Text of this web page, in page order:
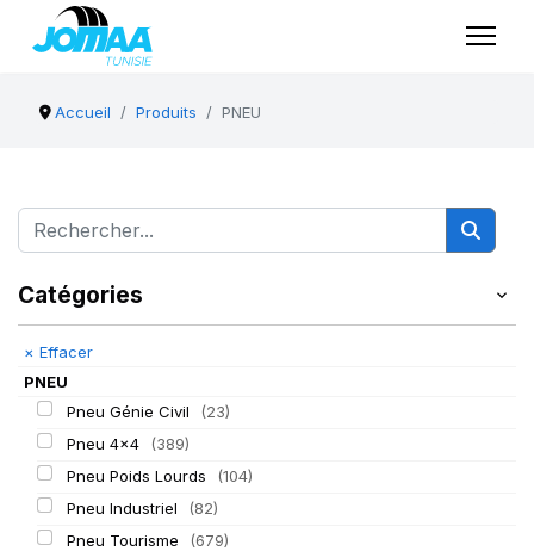
Accueil Produits PNEU
Catégories
× Effacer
PNEU
Pneu Génie Civil
(23)
Pneu 4x4
(389)
Pneu Poids Lourds
(104)
Pneu Industriel
(82)
Pneu Tourisme
(679)